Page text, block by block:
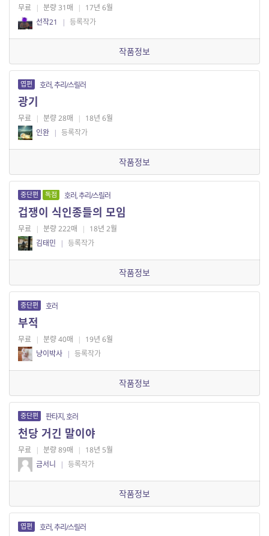
무료 | 분량 31매 | 17년 6월
선작21
| 등록작가
작품정보
엽편 호러, 추리/스릴러
광기
무료 | 분량 28매 | 18년 6월
인완 | 등록작가
작품정보
중단편 독점 호러, 추리/스릴러
겁쟁이 식인종들의 모임
무료 | 분량 222매 | 18년 2월
김태민
| 등록작가
작품정보
중단편 호러
부적
무료 | 분량 40매 | 19년 6월
냥이박사 | 등록작가
작품정보
중단편 판타지, 호러
천당 거긴 말이야
무료 | 분량 89매 | 18년 5월
금서니
| 등록작가
작품정보
엽편 호러, 추리/스릴러